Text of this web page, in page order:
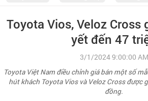
Toyota Vios, Veloz Cross
yết đến 47
3/1/2024 9:00:00 AM
Toyota Việt Nam điều chỉnh giá bán một số
hút khách Toyota Vios và Veloz Cross được
đồng.